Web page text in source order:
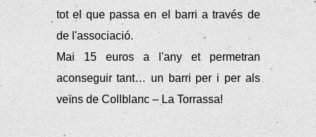
tot el que passa en el barri a través de
de l'associació.
Mai 15 euros a l'any et permetran
aconseguir tant… un barri per i per als
veïns de Collblanc – La Torrassa!